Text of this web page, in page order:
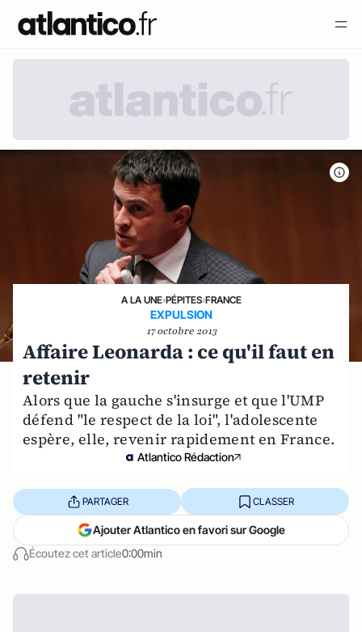
A LA UNE›PÉPITES›FRANCE
EXPULSION
17 octobre 2013
Affaire Leonarda : ce qu'il faut en
retenir
Alors que la gauche s'insurge et que l'UMP
défend "le respect de la loi", l'adolescente
espère, elle, revenir rapidement en France.
Atlantico Rédaction
Écoutez cet article0:00min
PARTAGER CLASSER
Ajouter Atlantico en favori sur Google